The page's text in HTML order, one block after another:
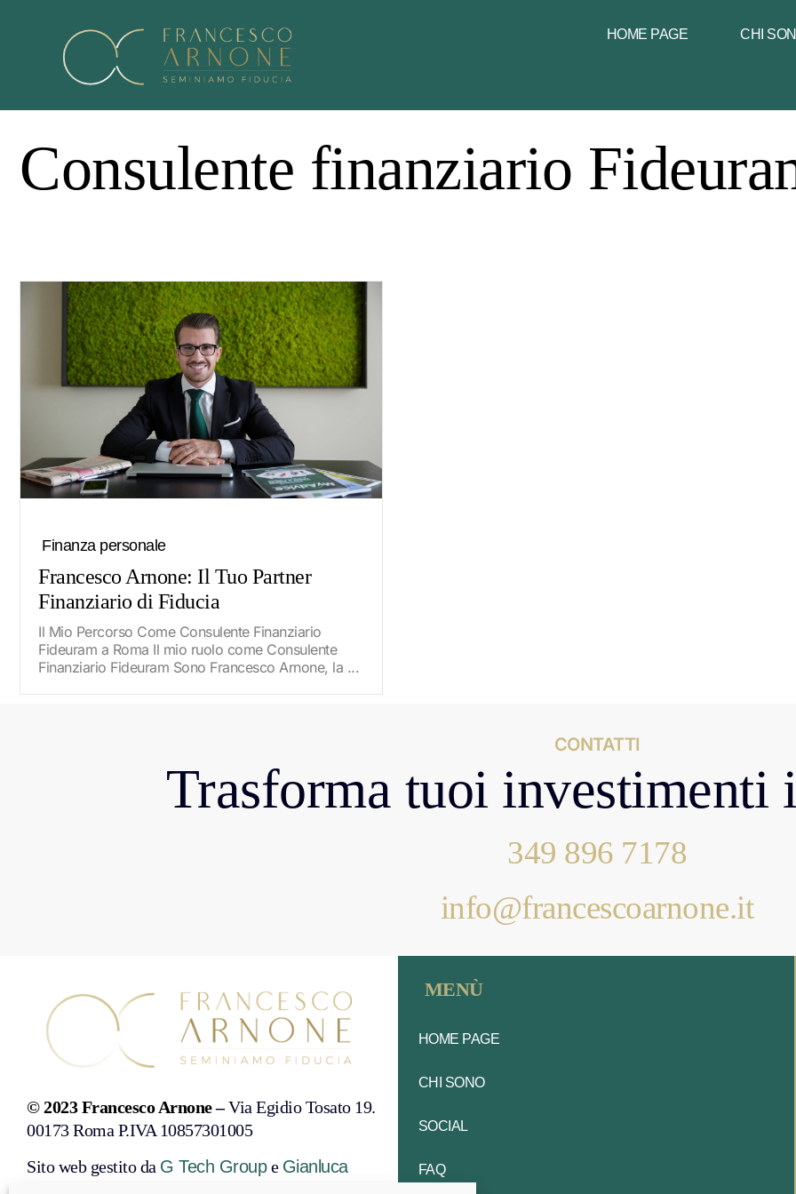
HOME PAGE CHI
Consulente finanziario
Finanza personale
Francesco Arnone: Il Tuo Partner
Finanziario di Fiducia
Il Mio Percorso Come Consulente Finanziario
Fideuram a Roma Il mio ruolo come Consulente
Finanziario Fideuram Sono Francesco Arnone, la ...
CONTATTI
Trasforma tuoi
349 896 7178
info@francescoarnone.it
© 2023 Francesco Arnone–Via Egidio Tosato 19.
00173 Roma P.IVA 10857301005
Sito web gestito da G Tech Groupe Gianluca
MENÙ
HOME PAGE
CHI SONO
SOCIAL
FAQ